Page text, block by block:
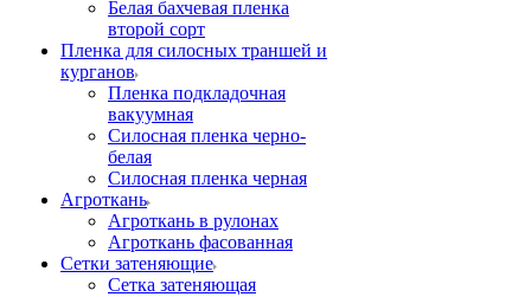
Белая бахчевая пленка
второй сорт
Пленка для силосных траншей и
курганов
Пленка подкладочная
вакуумная
Силосная пленка черно-
белая
Силосная пленка черная
Агроткань
Агроткань в рулонах
Агроткань фасованная
Сетки затеняющие
Сетка затеняющая